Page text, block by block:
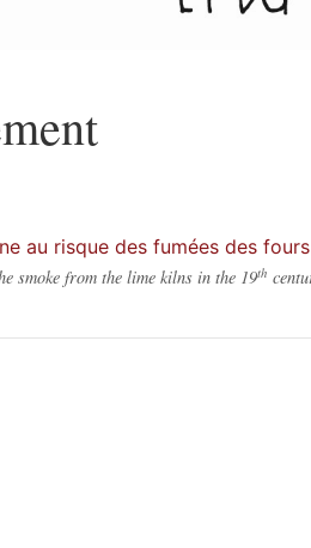
au risque des fumées des
smoke from the lime kilns in the 19th